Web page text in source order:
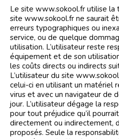
Le site www.sokool.fr utilise la
site www.sokool.fr ne saurait
erreurs typographiques ou
service, ou de quelque
utilisation. L’utilisateur reste
équipement et de son
les coûts directs ou indirects
L’utilisateur du site
celui-ci en utilisant un matériel
virus et avec un navigateur de
jour. L’utilisateur dégage la
pour tout préjudice qu’il
directement ou indirectement,
proposés. Seule la